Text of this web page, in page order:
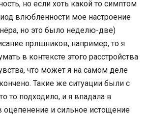
но если хоть какой то симптом
влюбленности мое настроение
но это было неделю-две)
прлшников, например, то я
в контексте этого расстройства
что может я на самом деле
Такие же ситуации были с
то подходило, и я впадала в
оцепенение и сильное истощение